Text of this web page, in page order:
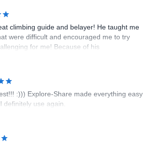
pick-up and hotel drop off, which I
The multi-pitch route we did was not only
amount of challenge, which I thoroughly
from the team (Gauthier) was
recommend!
climbing guide and belayer! He taught me
were difficult and encouraged me to try
for me! Because of his
to complete these routes! I really
perfect, no direct sun and cool enough to
Share made booking an outdoor
in Lisbon extremely easy. Luis, our guide,
platform’s organization was flawless.
:))) Explore-Share made everything easy
definitely use again.